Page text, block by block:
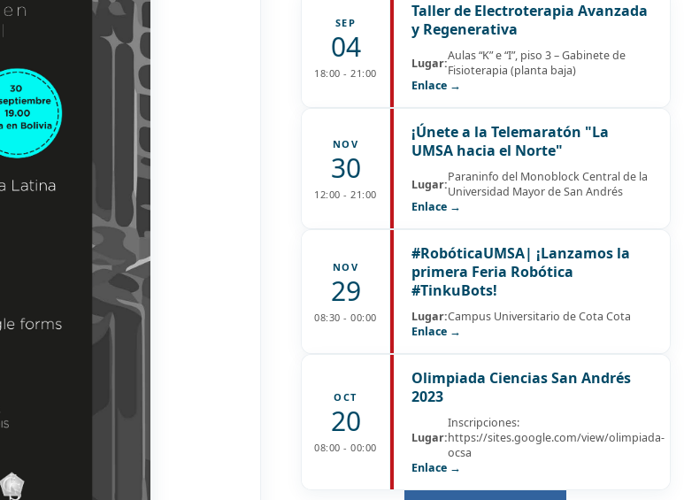
SEP
04
18:00 - 21:00
Taller de Electroterapia Avanzada
y Regenerativa
Lugar:Aulas “K” e “I”, piso 3 – Gabinete de
Fisioterapia (planta baja)
Enlace →
NOV
30
12:00 - 21:00
¡Únete a la Telemaratón "La
UMSA hacia el Norte"
Lugar:Paraninfo del Monoblock Central de la
Universidad Mayor de San Andrés
Enlace →
NOV
29
08:30 - 00:00
#RobóticaUMSA| ¡Lanzamos la
primera Feria Robótica
#TinkuBots!
Lugar:Campus Universitario de Cota Cota
Enlace →
OCT
20
08:00 - 00:00
Olimpiada Ciencias San Andrés
2023
Lugar:
Inscripciones:
https://sites.google.com/view/olimpiada-
ocsa
Enlace →